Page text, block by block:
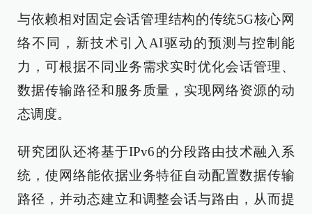
与依赖相对固定会话管理结构的传统5G核心网
络不同，新技术引入AI驱动的预测与控制能
力，可根据不同业务需求实时优化会话管理、
数据传输路径和服务质量，实现网络资源的动
态调度。
研究团队还将基于IPv6的分段路由技术融入系
统，使网络能依据业务特征自动配置数据传输
路径，并动态建立和调整会话与路由，从而提